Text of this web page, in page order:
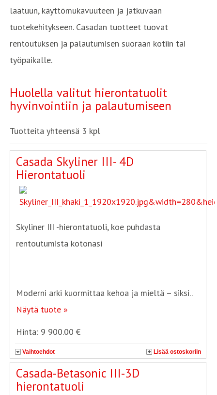
laatuun, käyttömukavuuteen ja jatkuvaan
tuotekehitykseen. Casadan tuotteet tuovat
rentoutuksen ja palautumisen suoraan kotiin tai
työpaikalle.
Huolella valitut hierontatuolit
hyvinvointiin ja palautumiseen
Tuotteita yhteensä 3 kpl
Casada Skyliner III- 4D
Hierontatuoli
Skyliner III -hierontatuoli, koe puhdasta
rentoutumista kotonasi
Moderni arki kuormittaa kehoa ja mieltä – siksi..
Näytä tuote »
Hinta: 9 900.00 €
Vaihtoehdot Lisää ostoskoriin
Casada-Betasonic III-3D
hierontatuoli